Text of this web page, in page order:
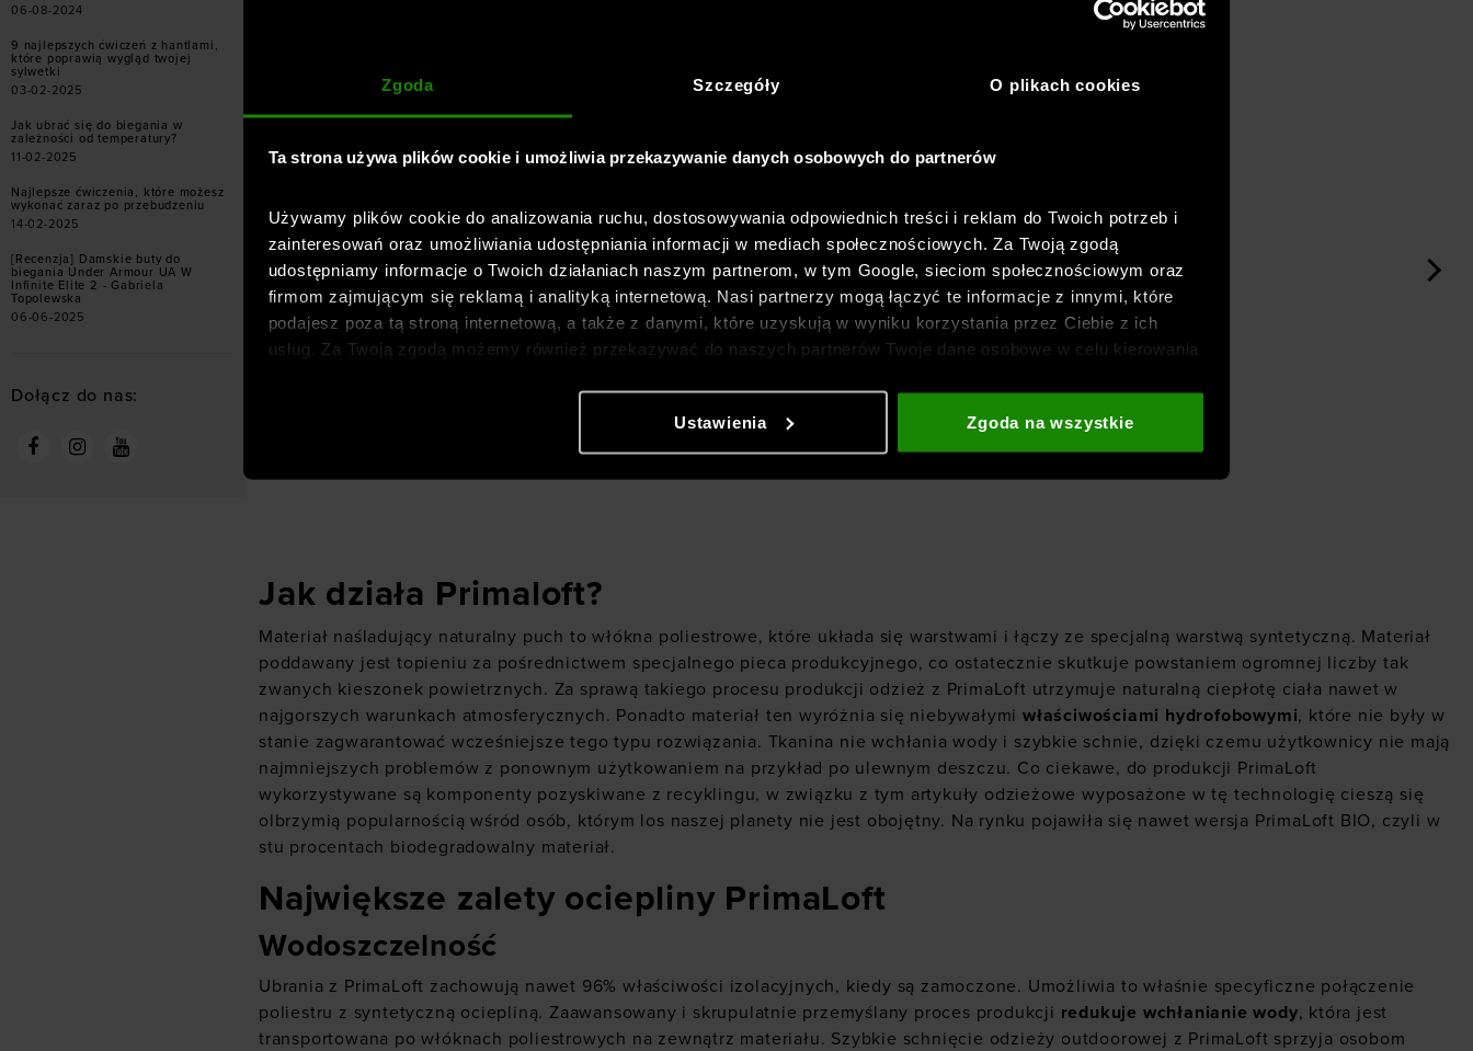
Zgoda Szczegóły O plikach cookies
Ta strona używa plików cookie i umożliwia przekazywanie danych osobowych do partnerów
Używamy plików cookie do analizowania ruchu, dostosowywania odpowiednich treści i reklam do Twoich potrzeb i
zainteresowań oraz umożliwiania udostępniania informacji w mediach społecznościowych. Za Twoją zgodą
udostępniamy informacje o Twoich działaniach naszym partnerom, w tym Google, sieciom społecznościowym oraz
firmom zajmującym się reklamą i analityką internetową. Nasi partnerzy mogą łączyć te informacje z innymi, które
podajesz poza tą stroną internetową, a także z danymi, które uzyskują w wyniku korzystania przez Ciebie z ich
usług. Za Twoją zgodą możemy również przekazywać do naszych partnerów Twoje dane osobowe w celu kierowania
społecznościowych). Szczegółowe informacje znajdziesz w naszej
Polityce prywatnościoraz sekcji „Szczegóły”
Ustawienia Zgoda na wszystkie
Jak działa Primaloft?
Materiał naśladujący naturalny puch to włókna poliestrowe, które układa się warstwami i łączy ze specjalną warstwą syntetyczną. Materiał
poddawany jest topieniu za pośrednictwem specjalnego pieca produkcyjnego, co ostatecznie skutkuje powstaniem ogromnej liczby tak
zwanych kieszonek powietrznych. Za sprawą takiego procesu produkcji odzież z PrimaLoft utrzymuje naturalną ciepłotę ciała nawet w
najgorszych warunkach atmosferycznych. Ponadto materiał ten wyróżnia się niebywałymi właściwościami hydrofobowymi, które nie były w
stanie zagwarantować wcześniejsze tego typu rozwiązania. Tkanina nie wchłania wody i szybkie schnie, dzięki czemu użytkownicy nie mają
najmniejszych problemów z ponownym użytkowaniem na przykład po ulewnym deszczu. Co ciekawe, do produkcji PrimaLoft
wykorzystywane są komponenty pozyskiwane z recyklingu, w związku z tym artykuły odzieżowe wyposażone w tę technologię cieszą się
olbrzymią popularnością wśród osób, którym los naszej planety nie jest obojętny. Na rynku pojawiła się nawet wersja PrimaLoft BIO, czyli w
stu procentach biodegradowalny materiał.
Największe zalety ociepliny PrimaLoft
Wodoszczelność
Ubrania z PrimaLoft zachowują nawet 96% właściwości izolacyjnych, kiedy są zamoczone. Umożliwia to właśnie specyficzne połączenie
poliestru z syntetyczną ociepliną. Zaawansowany i skrupulatnie przemyślany proces produkcji redukuje wchłanianie wody, która jest
transportowana po włóknach poliestrowych na zewnątrz materiału. Szybkie schnięcie odzieży outdoorowej z PrimaLoft sprzyja osobom
06-08-2024
9 najlepszych ćwiczeń z hantlami,
które poprawią wygląd twojej
sylwetki
03-02-2025
Jak ubrać się do biegania w
zależności od temperatury?
11-02-2025
Najlepsze ćwiczenia, które możesz
wykonać zaraz po przebudzeniu
14-02-2025
[Recenzja] Damskie buty do
biegania Under Armour UA W
Infinite Elite 2 - Gabriela
Topolewska
06-06-2025
Dołącz do nas: